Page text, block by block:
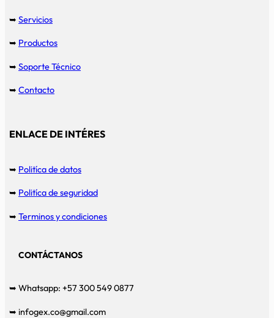
➥Servicios
➥ Productos
➥Soporte Técnico
➥Contacto
ENLACE DE INTÉRES
➥ Politíca de datos
➥ Politíca de seguridad
➥Terminos y condiciones
CONTÁCTANOS
➥ Whatsapp: +57 300 549 0877
➥ infogex.co@gmail.com